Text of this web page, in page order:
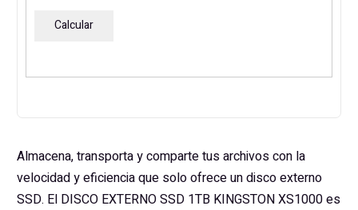
Calcular
Almacena, transporta y comparte tus archivos con la
velocidad y eficiencia que solo ofrece un disco externo
SSD. El DISCO EXTERNO SSD 1TB KINGSTON XS1000 es